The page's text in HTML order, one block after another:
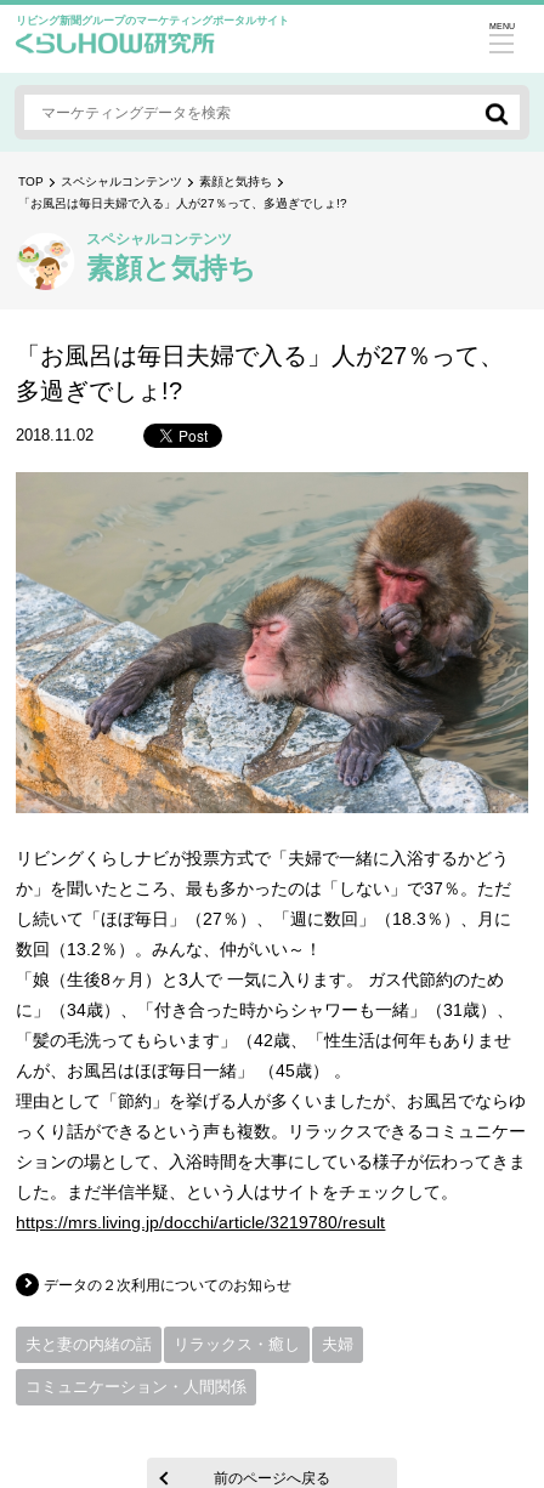
リビング新聞グループのマーケティングポータルサイト MENU
TOP スペシャルコンテンツ
素顔と気持ち
「お風呂は毎日夫婦で入る」人が27％って、多過ぎでしょ!?
スペシャルコンテンツ
素顔と気持ち
「お風呂は毎日夫婦で入る」人が27％って、
多過ぎでしょ!?
2018.11.02
リビングくらしナビが投票方式で「夫婦で一緒に入浴するかどう
か」を聞いたところ、最も多かったのは「しない」で37％。ただ
し続いて「ほぼ毎日」（27％）、「週に数回」（18.3％）、月に
数回（13.2％）。みんな、仲がいい～！
「娘（生後8ヶ月）と3人で 一気に入ります。 ガス代節約のため
に」（34歳）、「付き合った時からシャワーも一緒」（31歳）、
「髪の毛洗ってもらいます」（42歳、「性生活は何年もありませ
んが、お風呂はほぼ毎日一緒」 （45歳） 。
理由として「節約」を挙げる人が多くいましたが、お風呂でならゆ
っくり話ができるという声も複数。リラックスできるコミュニケー
ションの場として、入浴時間を大事にしている様子が伝わってきま
した。まだ半信半疑、という人はサイトをチェックして。
https://mrs.living.jp/docchi/article/3219780/result
データの２次利用についてのお知らせ
夫と妻の内緒の話 リラックス・癒し 夫婦
コミュニケーション・人間関係
前のページへ戻る